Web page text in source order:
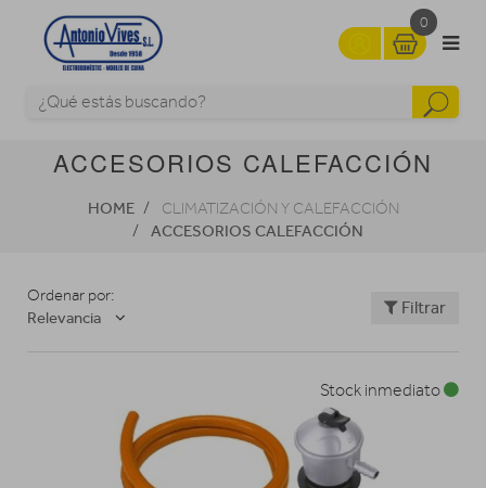
0
ACCESORIOS CALEFACCIÓN
HOME CLIMATIZACIÓN Y CALEFACCIÓN
ACCESORIOS CALEFACCIÓN
Ordenar por:
Relevancia
Filtrar
Stock inmediato